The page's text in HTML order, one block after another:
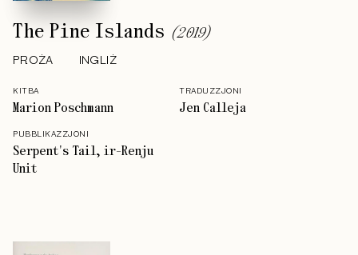
The Pine Islands (2019)
PROŻA INGLIŻ
KITBA
Marion Poschmann
TRADUZZJONI
Jen Calleja
PUBBLIKAZZJONI
Serpent's Tail, ir-Renju
Unit